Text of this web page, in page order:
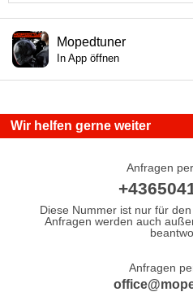
Mopedtuner
In App öffnen
Wir helfen gerne weiter
Anfragen
Diese Nummer ist nur für
Anfragen werden auch
Anfragen